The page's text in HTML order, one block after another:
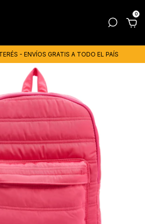
0
- ENVÍOS GRATIS A TODO EL PAÍS